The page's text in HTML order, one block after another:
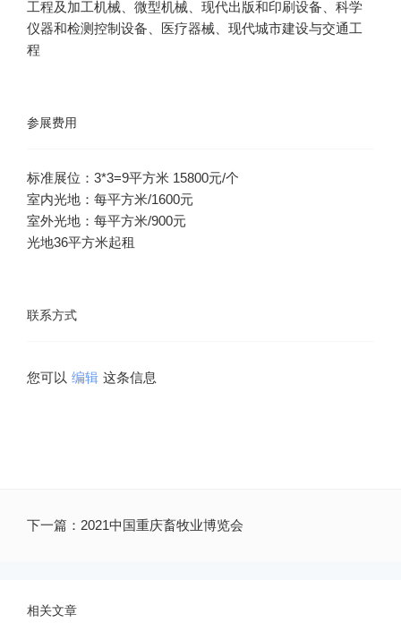
工程及加工机械、微型机械、现代出版和印刷设备、科学
仪器和检测控制设备、医疗器械、现代城市建设与交通工
程
参展费用
标准展位：3*3=9平方米 15800元/个
室内光地：每平方米/1600元
室外光地：每平方米/900元
联系方式
您可以 编辑
下一篇： 2021中国重庆畜牧业博览会
相关文章